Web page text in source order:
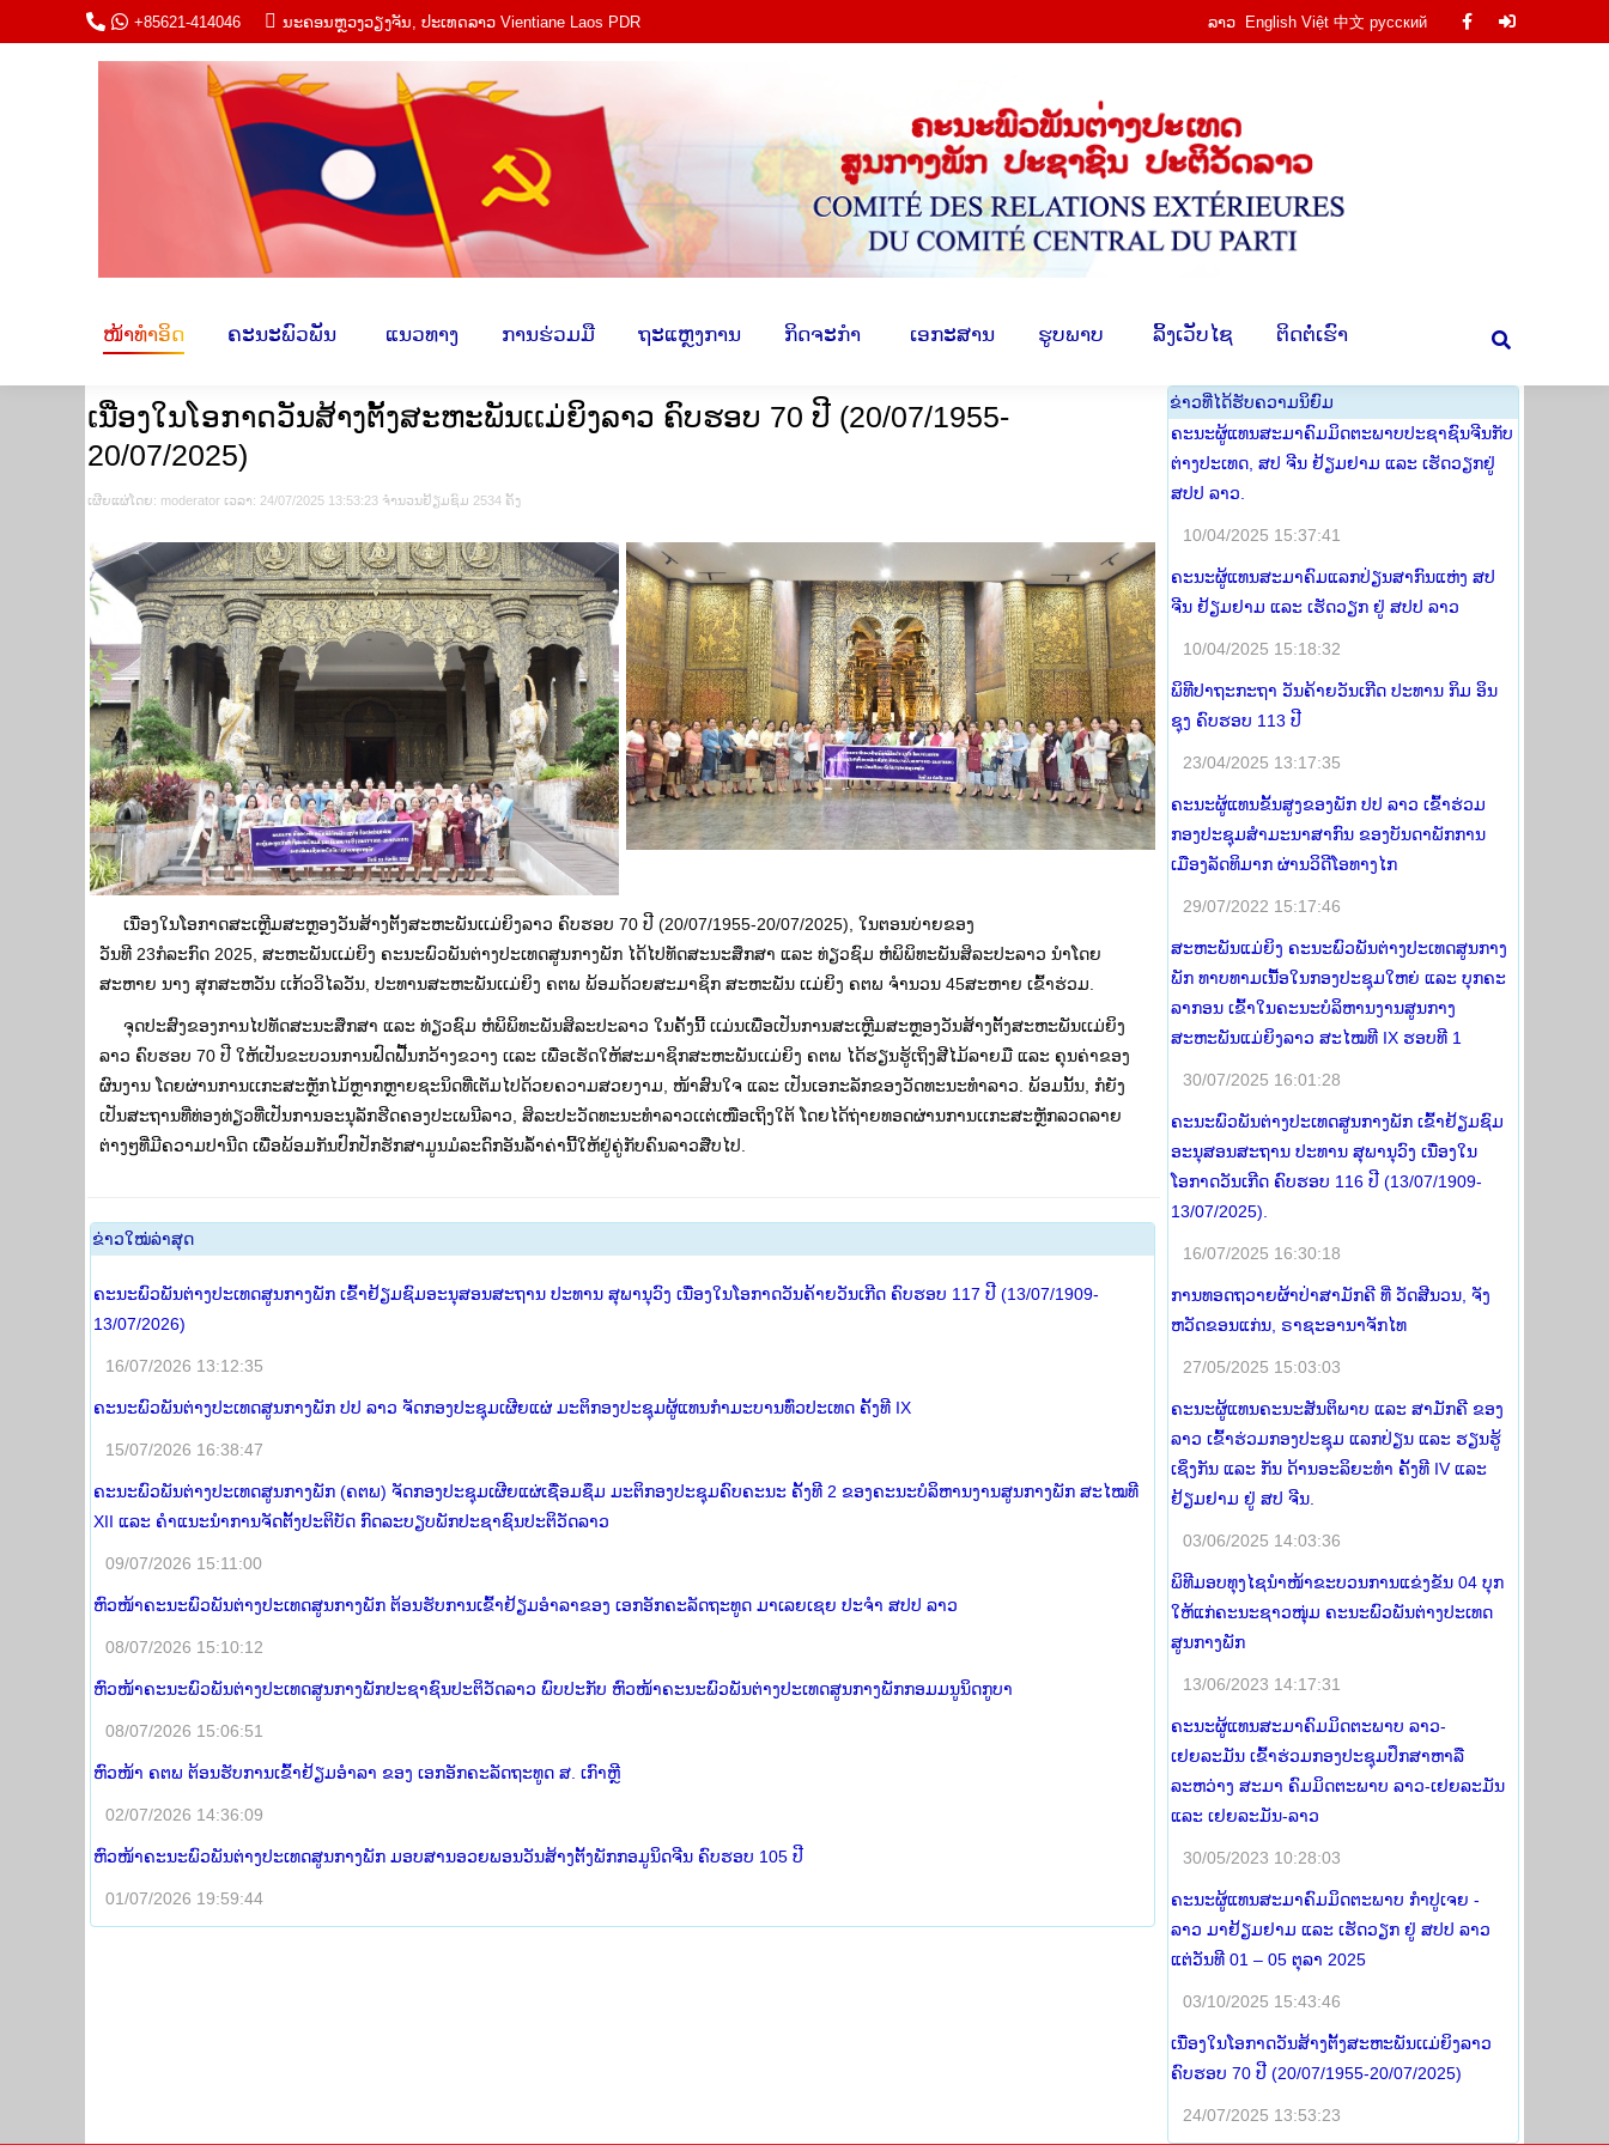
+85621-414046 ນະ​ຄອນຫຼວງວຽງ​ຈັນ, ປະ​ເທດ​ລາວ Vientiane Laos PDR ລາວ English Việt 中文 русский
Facebook
ໜ້າ​ທຳ​ອິດ ຄະ​ນະພົວ​ພັນ​ ​ ແນວ​ທາງ​ ​ການ​ຮ່ວມ​ມື ​ຖະ​ແຫຼງ​ການ ​ກິດ​ຈະ​ກຳ ​ ເອ​ກະ​ສານ ​ຮູບ​ພາບ ​ ລິ້ງ​ເວັບ​ໄຊ ​ຕິດ​ຕໍ່​ເຮົາ Search:
ເນື່ອງໃນໂອກາດວັນສ້າງຕັ້ງສະຫະພັນເເມ່ຍິງລາວ ຄົບຮອບ 70 ປີ (20/07/1955-
20/07/2025)
ເຜີຍ​ແຜ່​ໂດຍ​: moderator ເວ​ລາ: 24/07/2025 13:53:23 ຈຳ​ນວນ​​ຢ້ຽມ​ຊົມ 2534 ຄັ້ງ
ເນື່ອງໃນໂອກາດສະເຫຼີມສະຫຼອງວັນສ້າງຕັ້ງສະຫະພັນເເມ່ຍິງລາວ ຄົບຮອບ 70 ປີ (20/07/1955-20/07/2025), ໃນຕອນບ່າຍຂອງ
ວັນທີ 23ກໍລະກົດ 2025, ສະຫະພັນເເມ່ຍິງ ຄະນະພົວພັນຕ່າງປະເທດສູນກາງພັກ ໄດ້ໄປທັດສະນະສຶກສາ ແລະ ທ່ຽວຊົມ ຫໍພິພິທະພັນສິລະປະລາວ ນໍາໂດຍ
ສະຫາຍ ນາງ ສຸກສະຫວັນ ເເກ້ວວິໄລວັນ, ປະທານສະຫະພັນເເມ່ຍິງ ຄຕພ ພ້ອມດ້ວຍສະມາຊິກ ສະຫະພັນ ເເມ່ຍິງ ຄຕພ ຈໍານວນ 45ສະຫາຍ ເຂົ້າຮ່ວມ.
ຈຸດປະສົງຂອງການໄປທັດສະນະສຶກສາ ແລະ ທ່ຽວຊົມ ຫໍພິພິທະພັນສິລະປະລາວ ໃນຄັ້ງນີ້ ເເມ່ນເພື່ອເປັນການສະເຫຼີມສະຫຼອງວັນສ້າງຕັ້ງສະຫະພັນເເມ່ຍິງ
ລາວ ຄົບຮອບ 70 ປີ ໃຫ້ເປັນຂະບວນການຟົດຟື້ນກວ້າງຂວາງ ເເລະ ເພື່ອເຮັດໃຫ້ສະມາຊິກສະຫະພັນເເມ່ຍິງ ຄຕພ ໄດ້ຮຽນຮູ້ເຖິງສີໄມ້ລາຍມື ແລະ ຄຸນຄ່າຂອງ
ຜົນງານ ໂດຍຜ່ານການເເກະສະຫຼັກໄມ້ຫຼາກຫຼາຍຊະນິດທີ່ເຕັມໄປດ້ວຍຄວາມສວຍງາມ, ໜ້າສົນໃຈ ແລະ ເປັນເອກະລັກຂອງວັດທະນະທໍາລາວ. ພ້ອມນັ້ນ, ກໍຍັງ
ເປັນສະຖານທີ່ທ່ອງທ່ຽວທີ່ເປັນການອະນຸລັກຮີດຄອງປະເພນີລາວ, ສິລະປະວັດທະນະທໍາລາວເເຕ່ເໜືອເຖິງໃຕ້ ໂດຍໄດ້ຖ່າຍທອດຜ່ານການເເກະສະຫຼັກລວດລາຍ
ຕ່າງໆທີ່ມີຄວາມປານີດ ເພື່ອພ້ອມກັນປົກປັກຮັກສາມູນມໍລະດົກອັນລໍ້າຄ່ານີ້ໃຫ້ຢູ່ຄູ່ກັບຄົນລາວສືບໄປ.
​ຂ່າວ​ໃໝ່​ລ່າ​ສຸດ
ຄະນະພົວພັນຕ່າງປະເທດສູນກາງພັກ ເຂົ້າຢ້ຽມຊົມອະນຸສອນສະຖານ ປະທານ ສຸພານຸວົງ ເນື່ອງໃນໂອກາດວັນຄ້າຍວັນເກີດ ຄົບຮອບ 117 ປີ (13/07/1909-
13/07/2026)
16/07/2026 13:12:35
ຄະນະພົວພັນຕ່າງປະເທດສູນກາງພັກ ປປ ລາວ ຈັດກອງປະຊຸມເຜີຍແຜ່ ມະຕິກອງປະຊຸມຜູ້ແທນກຳມະບານທົ່ວປະເທດ ຄັ້ງທີ IX
15/07/2026 16:38:47
ຄະນະພົວພັນຕ່າງປະເທດສູນກາງພັກ (ຄຕພ) ຈັດກອງປະຊຸມເຜີຍແຜ່ເຊື່ອມຊຶມ ມະຕິກອງປະຊຸມຄົບຄະນະ ຄັ້ງທີ 2 ຂອງຄະນະບໍລິຫານງານສູນກາງພັກ ສະໄໝທີ
XII ແລະ ຄໍາແນະນໍາການຈັດຕັ້ງປະຕິບັດ ກົດລະບຽບພັກປະຊາຊົນປະຕິວັດລາວ
09/07/2026 15:11:00
ຫົວໜ້າຄະນະພົວພັນຕ່າງປະເທດສູນກາງພັກ ຕ້ອນຮັບການເຂົ້າຢ້ຽມອຳລາຂອງ ເອກອັກຄະລັດຖະທູດ ມາເລຍເຊຍ ປະຈຳ ສປປ ລາວ
08/07/2026 15:10:12
ຫົວໜ້າຄະນະພົວພັນຕ່າງປະເທດສູນກາງພັກປະຊາຊົນປະຕິວັດລາວ ພົບປະກັບ ຫົວໜ້າຄະນະພົວພັນຕ່າງປະເທດສູນກາງພັກກອມມນູນິດກູບາ
08/07/2026 15:06:51
ຫົວໜ້າ ຄຕພ ຕ້ອນຮັບການເຂົ້າຢ້ຽມອໍາລາ ຂອງ ເອກອັກຄະລັດຖະທູດ ສ. ເກົາຫຼີ
02/07/2026 14:36:09
ຫົວໜ້າຄະນະພົວພັນຕ່າງປະເທດສູນກາງພັກ ມອບສານອວຍພອນວັນສ້າງຕັ້ງພັກກອມູນິດຈີນ ຄົບຮອບ 105 ປີ
01/07/2026 19:59:44
​ຂ່າວ​ທີ່​ໄດ້​ຮັບ​ຄວາມ​ນິ​ຍົມ
ຄະນະຜູ້ແທນສະມາຄົມມິດຕະພາບປະຊາຊົນຈີນກັບ
ຕ່າງປະເທດ, ສປ ຈີນ ຢ້ຽມຢາມ ແລະ ເຮັດວຽກຢູ່
ສປປ ລາວ.
10/04/2025 15:37:41
ຄະນະຜູ້ແທນສະມາຄົມແລກປ່ຽນສາກົນແຫ່ງ ສປ
ຈີນ ຢ້ຽມຢາມ ແລະ ເຮັດວຽກ ຢູ່ ສປປ ລາວ
10/04/2025 15:18:32
ພິທີປາຖະກະຖາ ວັນຄ້າຍວັນເກີດ ປະທານ ກິມ ອິນ
ຊຸງ ຄົບຮອບ 113 ປີ
23/04/2025 13:17:35
ຄະນະຜູ້ແທນຂັ້ນສູງຂອງພັກ ປປ ລາວ ເຂົ້າຮ່ວມ
ກອງປະຊຸມສໍາມະນາສາກົນ ຂອງບັນດາພັກການ
ເມືອງລັດທິມາກ ຜ່ານວິດີໂອທາງໄກ
29/07/2022 15:17:46
ສະຫະພັນແມ່ຍິງ ຄະນະພົວພັນຕ່າງປະເທດສູນກາງ
ພັກ ທາບທາມເນື້ອໃນກອງປະຊຸມໃຫຍ່ ແລະ ບຸກຄະ
ລາກອນ ເຂົ້າໃນຄະນະບໍລິຫານງານສູນກາງ
ສະຫະພັນແມ່ຍິງລາວ ສະໄໝທີ IX ຮອບທີ 1
30/07/2025 16:01:28
ຄະນະພົວພັນຕ່າງປະເທດສູນກາງພັກ ເຂົ້າຢ້ຽມຊົມ
ອະນຸສອນສະຖານ ປະທານ ສຸພານຸວົງ ເນື່ອງໃນ
ໂອກາດວັນເກີດ ຄົບຮອບ 116 ປີ (13/07/1909-
13/07/2025).
16/07/2025 16:30:18
ການທອດຖວາຍຜ້າປ່າສາມັກຄີ ທີ່ ວັດສີນວນ, ຈັງ
ຫວັດຂອນແກ່ນ, ຣາຊະອານາຈັກໄທ
27/05/2025 15:03:03
ຄະນະຜູ້ແທນຄະນະສັນຕິພາບ ແລະ ສາມັກຄີ ຂອງ
ລາວ ເຂົ້າຮ່ວມກອງປະຊຸມ ແລກປ່ຽນ ແລະ ຮຽນຮູ້
ເຊິ່ງກັນ ແລະ ກັນ ດ້ານອະລິຍະທໍາ ຄັ້ງທີ IV ແລະ
ຢ້ຽມຢາມ ຢູ່ ສປ ຈີນ.
03/06/2025 14:03:36
ພິທີມອບທຸງໄຊນຳໜ້າຂະບວນການແຂ່ງຂັນ 04 ບຸກ
ໃຫ້ແກ່ຄະນະຊາວໜຸ່ມ ຄະນະພົວພັນຕ່າງປະເທດ
ສູນກາງພັກ
13/06/2023 14:17:31
ຄະນະຜູ້ແທນສະມາຄົມມິດຕະພາບ ລາວ-
ເຢຍລະມັນ ເຂົ້າຮ່ວມກອງປະຊຸມປຶກສາຫາລື
ລະຫວ່າງ ສະມາ ຄົມມິດຕະພາບ ລາວ-ເຢຍລະມັນ
ແລະ ເຢຍລະມັນ-ລາວ
30/05/2023 10:28:03
ຄະນະຜູ້ແທນສະມາຄົມມິດຕະພາບ ກໍາປູເຈຍ -
ລາວ ມາຢ້ຽມຢາມ ແລະ ເຮັດວຽກ ຢູ່ ສປປ ລາວ
ແຕ່ວັນທີ 01 – 05 ຕຸລາ 2025
03/10/2025 15:43:46
ເນື່ອງໃນໂອກາດວັນສ້າງຕັ້ງສະຫະພັນເເມ່ຍິງລາວ
ຄົບຮອບ 70 ປີ (20/07/1955-20/07/2025)
24/07/2025 13:53:23
ໜ້າ​ທຳ​ອິດ ຄະ​ນະພົວ​ພັນ​ ​ ແນວ​ທາງ​ ​ການ​ຮ່ວມ​ມື ​ຖະ​ແຫຼງ​ການ ​ກິດ​ຈະ​ກຳ ​ ເອ​ກະ​ສານ ​ຮູບ​ພາບ ​ ລິ້ງ​ເວັບ​ໄຊ ​ຕິດ​ຕໍ່​ເຮົາ Search: